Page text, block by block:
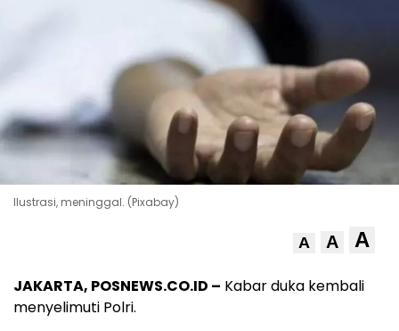
Ilustrasi, meninggal. (Pixabay)
A A A
JAKARTA, POSNEWS.CO.ID – Kabar duka kembali
menyelimuti Polri.